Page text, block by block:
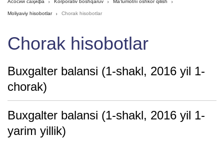
Асосий саҳифа Korporativ boshqaruv Ma'lumotni oshkor qilish
Moliyaviy hisobotlar Chorak hisobotlar
Chorak hisobotlar
Buxgalter balansi (1-shakl, 2016 yil 1-
chorak)
Buxgalter balansi (1-shakl, 2016 yil 1-
yarim yillik)